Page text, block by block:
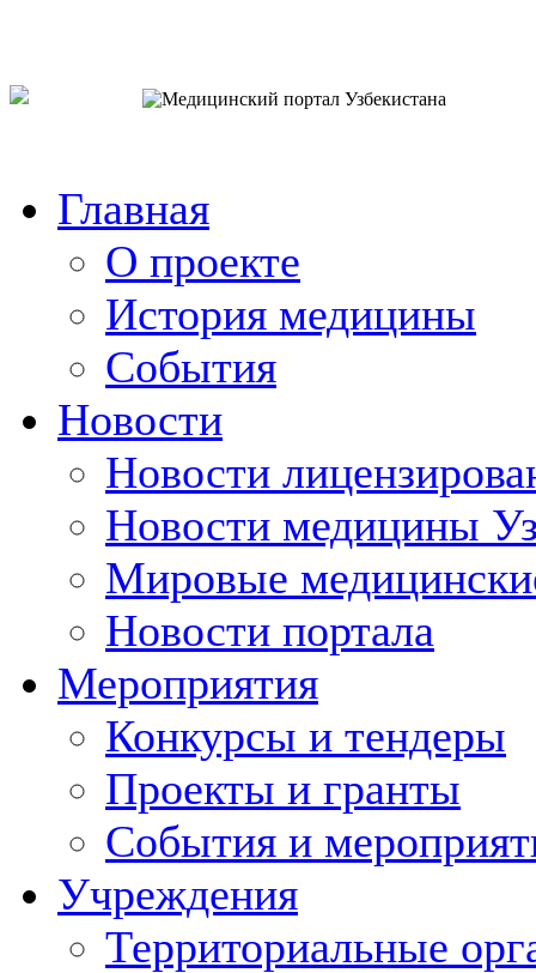
Главная
О проекте
История медицины
События
Новости
Новости
Новости медицины
Мировые
Новости портала
Мероприятия
Конкурсы и тендеры
Проекты и гранты
События и
Учреждения
Территориальные